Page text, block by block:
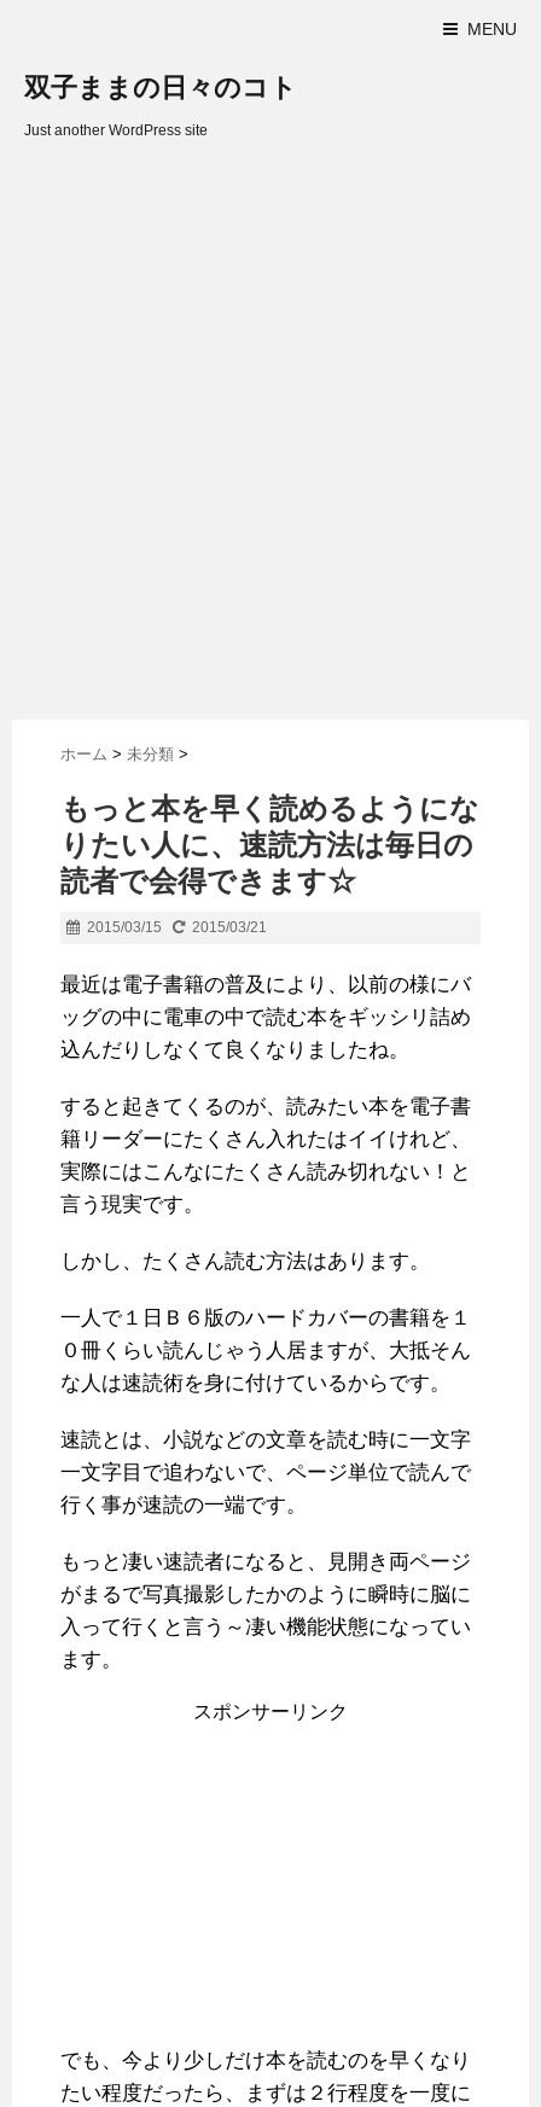
MENU
双子ままの日々のコト
Just another WordPress site
ホーム > 未分類 >
もっと本を早く読めるようにな
りたい人に、速読方法は毎日の
読者で会得できます☆
2015/03/15 2015/03/21
最近は電子書籍の普及により、以前の様にバ
ッグの中に電車の中で読む本をギッシリ詰め
込んだりしなくて良くなりましたね。
すると起きてくるのが、読みたい本を電子書
籍リーダーにたくさん入れたはイイけれど、
実際にはこんなにたくさん読み切れない！と
言う現実です。
しかし、たくさん読む方法はあります。
一人で１日Ｂ６版のハードカバーの書籍を１
０冊くらい読んじゃう人居ますが、大抵そん
な人は速読術を身に付けているからです。
速読とは、小説などの文章を読む時に一文字
一文字目で追わないで、ページ単位で読んで
行く事が速読の一端です。
もっと凄い速読者になると、見開き両ページ
がまるで写真撮影したかのように瞬時に脳に
入って行くと言う～凄い機能状態になってい
ます。
スポンサーリンク
でも、今より少しだけ本を読むのを早くなり
たい程度だったら、まずは２行程度を一度に